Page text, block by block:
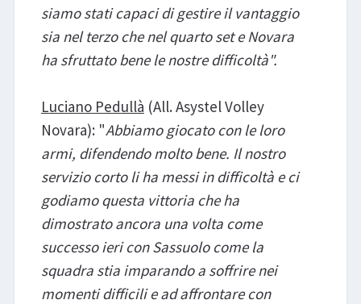
siamo stati capaci di gestire il vantaggio
sia nel terzo che nel quarto set e Novara
ha sfruttato bene le nostre difficoltà".
Luciano Pedullà (All. Asystel Volley
Novara): "Abbiamo giocato con le loro
armi, difendendo molto bene. Il nostro
servizio corto li ha messi in difficoltà e ci
godiamo questa vittoria che ha
dimostrato ancora una volta come
successo ieri con Sassuolo come la
squadra stia imparando a soffrire nei
momenti difficili e ad affrontare con